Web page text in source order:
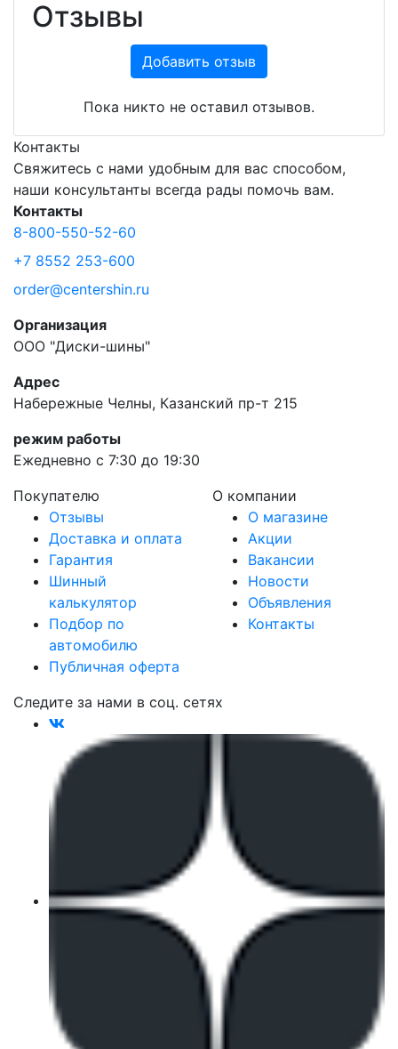
Отзывы
Добавить отзыв
Пока никто не оставил отзывов.
Контакты
Свяжитесь с нами удобным для вас способом,
наши консультанты всегда рады помочь вам.
Контакты
8-800-550-52-60
+7 8552 253-600
order@centershin.ru
Организация
ООО "Диски-шины"
Адрес
Набережные Челны, Казанский пр-т 215
режим работы
Ежедневно с 7:30 до 19:30
Покупателю
Отзывы
Доставка и оплата
Гарантия
Шинный
калькулятор
Подбор по
автомобилю
Публичная оферта
О компании
О магазине
Акции
Вакансии
Новости
Объявления
Контакты
Следите за нами в соц. сетях